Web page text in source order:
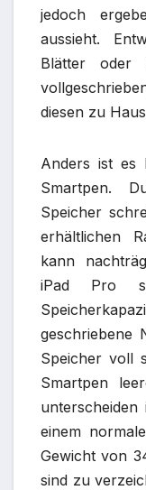
jedoch
aussieht.
Blätter oder
diesen zu
Anders ist es
Smartpen.
Speicher
erhältlichen
kann
iPad Pro
geschriebene
Speicher voll
Smartpen
unterscheiden
einem
Gewicht von
sind zu